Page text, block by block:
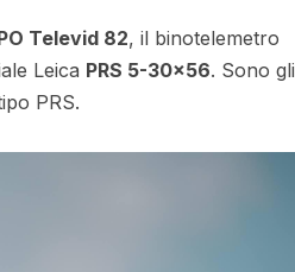
Televid 82, il binotelemetro
Leica PRS 5-30×56. Sono gli
PRS.